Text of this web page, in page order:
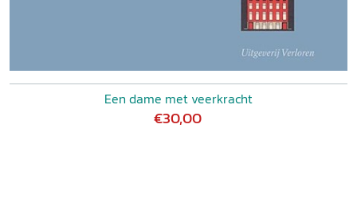
Een dame met veerkracht
€30,00